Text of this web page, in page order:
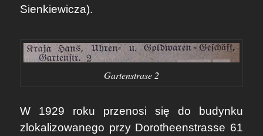
Sienkiewicza).
Gartenstrase 2
W 1929 roku przenosi się do budynku
zlokalizowanego przy Dorotheenstrasse 61